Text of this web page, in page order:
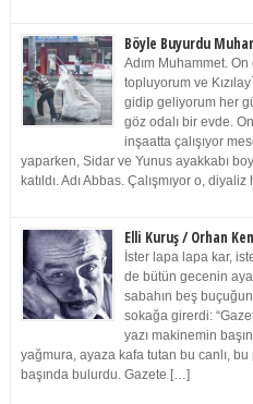
Böyle Buyurdu
Adım Muhammet. On
topluyorum ve
gidip geliyorum her
göz odalı bir evde.
inşaatta çalışıyor
yaparken, Sidar ve Yunus ayakkabı
katıldı. Adı Abbas. Çalışmıyor o,
Elli Kuruş / Orhan
İster lapa lapa kar,
de bütün gecenin
sabahın beş
sokağa girerdi:
yazı makinemin
yağmura, ayaza kafa tutan bu canlı, bu
başında bulurdu. Gazete […]